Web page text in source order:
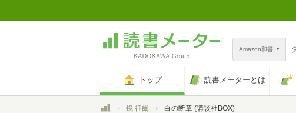
Amazon和書
トップ 読書メーターとは
トップ鏡 征爾 白の断章 (講談社BOX)